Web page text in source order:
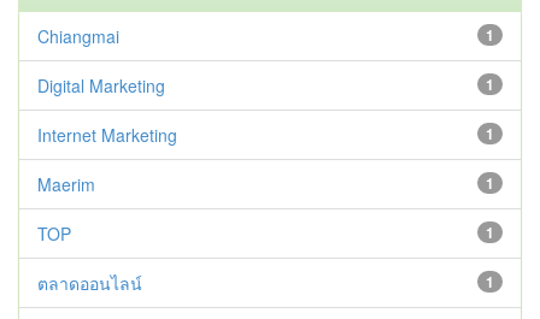
1
Chiangmai
1
Digital Marketing
1
Internet Marketing
1
Maerim
1
TOP
1
ตลาดออนไลน์